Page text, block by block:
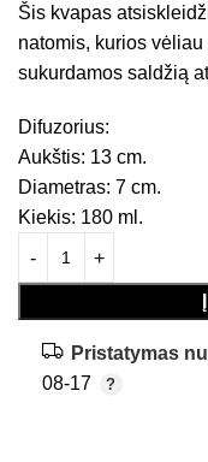
Šis kvapas
natomis, kurios
sukurdamos saldžią
Difuzorius:
Aukštis: 13 cm.
Diametras: 7 cm.
Kiekis: 180 ml.
Pristatymas
08-17